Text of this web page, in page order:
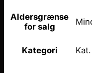
Aldersgrænse
for salg
Kategori